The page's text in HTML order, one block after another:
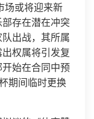
场或将迎来新
存在潜在冲突
出战，其所属
权属将引发复
始在合同中预
期间临时更换